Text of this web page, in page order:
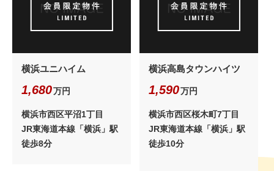
横浜ユニハイム
1,680万円
横浜市西区平沼1丁目
JR東海道本線「横浜」駅
徒歩8分
横浜高島タウンハイツ
1,590万円
横浜市西区桜木町7丁目
JR東海道本線「横浜」駅
徒歩10分